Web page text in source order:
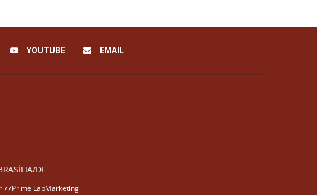
YOUTUBE EMAIL
DF
77Prime LabMarketing